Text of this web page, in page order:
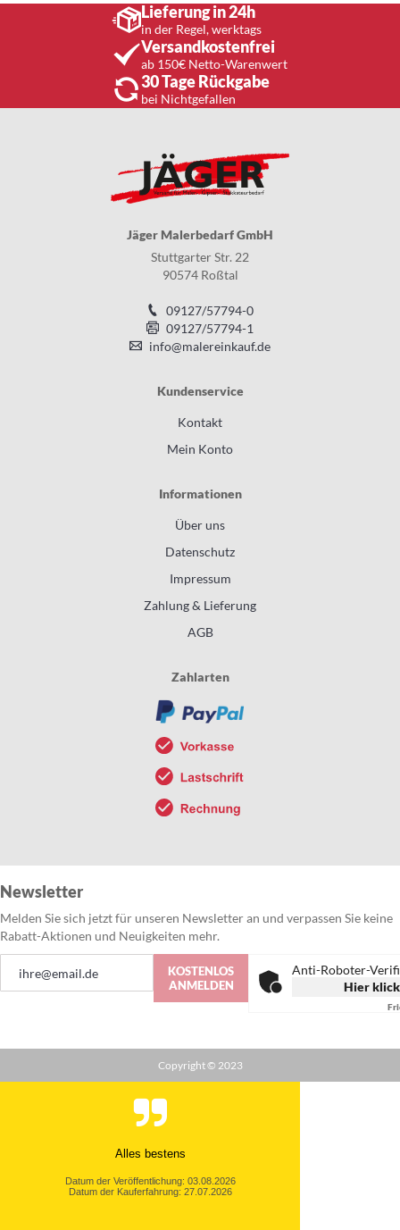
Lieferung in 24h
in der Regel, werktags
Versandkostenfrei
ab 150€ Netto-Warenwert
30 Tage Rückgabe
bei Nichtgefallen
Jäger Malerbedarf GmbH
Stuttgarter Str. 22
90574 Roßtal
09127/57794-0
09127/57794-1
info@malereinkauf.de
Kundenservice
Kontakt
Mein Konto
Informationen
Über uns
Datenschutz
Impressum
Zahlung & Lieferung
AGB
Zahlarten
Newsletter
Melden Sie sich jetzt für unseren Newsletter an und verpassen Sie keine
Rabatt-Aktionen und Neuigkeiten mehr.
zum
KOSTENLOS
ANMELDEN
Anti-Roboter-
Hier
Copyright © 2023
Alles bestens
Datum der Veröffentlichung: 03.08.2026
Datum der Kauferfahrung: 27.07.2026